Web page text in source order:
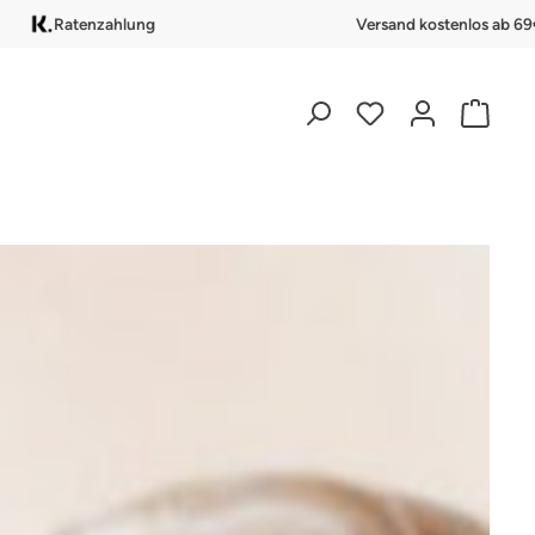
Ratenzahlung Versand kostenlos ab